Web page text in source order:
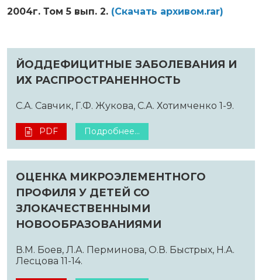
2004г. Том 5 вып. 2. (Cкачать архивом.rar)
ЙОДДЕФИЦИТНЫЕ ЗАБОЛЕВАНИЯ И
ИХ РАСПРОСТРАНЕННОСТЬ
С.А. Савчик, Г.Ф. Жукова, С.А. Хотимченко 1-9.
PDF Подробнее...
ОЦЕНКА МИКРОЭЛЕМЕНТНОГО
ПРОФИЛЯ У ДЕТЕЙ СО
ЗЛОКАЧЕСТВЕННЫМИ
НОВООБРАЗОВАНИЯМИ
В.М. Боев, Л.А. Перминова, О.В. Быстрых, Н.А.
Лесцова 11-14.